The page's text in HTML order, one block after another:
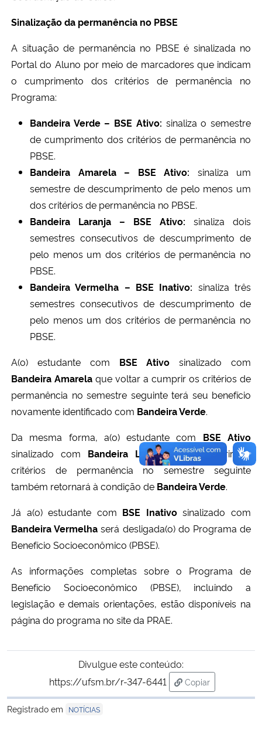
Sinalização da permanência no PBSE
A situação de permanência no PBSE é sinalizada no
Portal do Aluno por meio de marcadores que indicam
o cumprimento dos critérios de permanência no
Programa:
Bandeira Verde – BSE Ativo: sinaliza o semestre
de cumprimento dos critérios de permanência no
PBSE.
Bandeira Amarela – BSE Ativo: sinaliza um
semestre de descumprimento de pelo menos um
dos critérios de permanência no PBSE.
Bandeira Laranja – BSE Ativo: sinaliza dois
semestres consecutivos de descumprimento de
pelo menos um dos critérios de permanência no
PBSE.
Bandeira Vermelha – BSE Inativo: sinaliza três
semestres consecutivos de descumprimento de
pelo menos um dos critérios de permanência no
PBSE.
A(o) estudante com BSE Ativo sinalizado com
Bandeira Amarela que voltar a cumprir os critérios de
permanência no semestre seguinte terá seu benefício
novamente identificado com Bandeira Verde.
Da mesma forma, a(o) estudante com BSE Ativo
sinalizado com Bandeira Laranjaque cumprir os
critérios de permanência no semestre seguinte
também retornará à condição de Bandeira Verde.
Já a(o) estudante com BSE Inativosinalizado com
Bandeira Vermelha será desligada(o) do Programa de
Benefício Socioeconômico (PBSE).
As informações completas sobre o Programa de
Benefício Socioeconômico (PBSE), incluindo a
legislação e demais orientações, estão disponíveis na
página do programa no site da PRAE.
Divulgue este conteúdo:
https://ufsm.br/r-347-6441
Copiar
para área de
Registrado em
NOTÍCIAS